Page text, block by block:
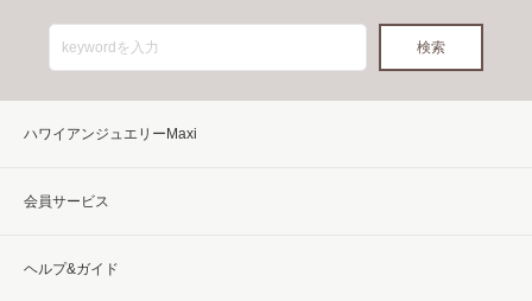
ハワイアンジュエリーMaxi
会員サービス
ヘルプ&ガイド